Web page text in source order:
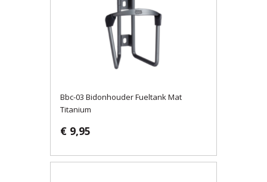
Bbc-03 Bidonhouder Fueltank Mat
Titanium
€ 9,95